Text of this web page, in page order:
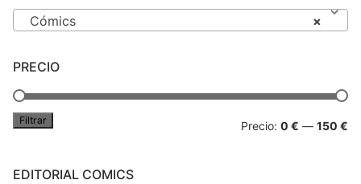
×
Cómics
PRECIO
Filtrar Precio: 0 € — 150 €
EDITORIAL COMICS